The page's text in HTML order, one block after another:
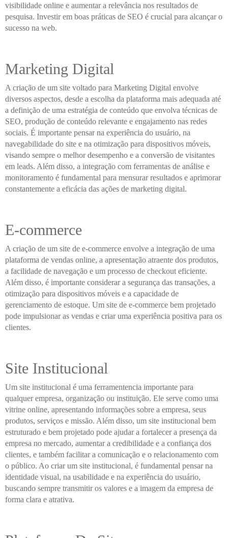
visibilidade online e aumentar a relevância nos resultados de
pesquisa. Investir em boas práticas de SEO é crucial para alcançar o
sucesso na web.
Marketing Digital
A criação de um site voltado para Marketing Digital envolve
diversos aspectos, desde a escolha da plataforma mais adequada até
a definição de uma estratégia de conteúdo que envolva técnicas de
SEO, produção de conteúdo relevante e engajamento nas redes
sociais. É importante pensar na experiência do usuário, na
navegabilidade do site e na otimização para dispositivos móveis,
visando sempre o melhor desempenho e a conversão de visitantes
em leads. Além disso, a integração com ferramentas de análise e
monitoramento é fundamental para mensurar resultados e aprimorar
constantemente a eficácia das ações de marketing digital.
E-commerce
A criação de um site de e-commerce envolve a integração de uma
plataforma de vendas online, a apresentação atraente dos produtos,
a facilidade de navegação e um processo de checkout eficiente.
Além disso, é importante considerar a segurança das transações, a
otimização para dispositivos móveis e a capacidade de
gerenciamento de estoque. Um site de e-commerce bem projetado
pode impulsionar as vendas e criar uma experiência positiva para os
clientes.
Site Institucional
Um site institucional é uma ferramentencia importante para
qualquer empresa, organização ou instituição. Ele serve como uma
vitrine online, apresentando informações sobre a empresa, seus
produtos, serviços e missão. Além disso, um site institucional bem
estruturado e bem projetado pode ajudar a fortalecer a presença da
empresa no mercado, aumentar a credibilidade e a confiança dos
clientes, e também facilitar a comunicação e o relacionamento com
o público. Ao criar um site institucional, é fundamental pensar na
identidade visual, na usabilidade e na experiência do usuário,
buscando sempre transmitir os valores e a imagem da empresa de
forma clara e atrativa.